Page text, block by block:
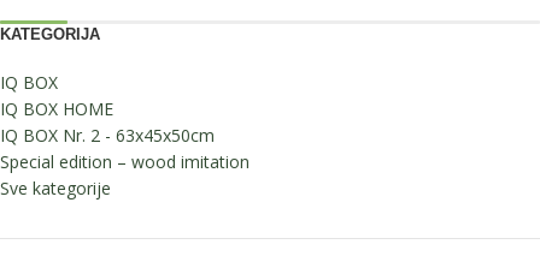
KATEGORIJA
IQ BOX
IQ BOX HOME
IQ BOX Nr. 2 - 63x45x50cm
Special edition – wood imitation
Sve kategorije